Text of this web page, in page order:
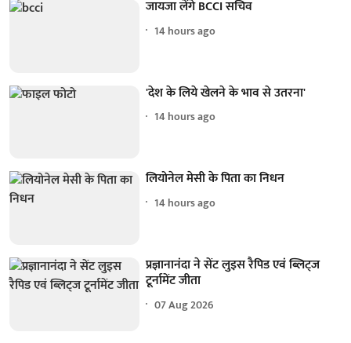
जायजा लेंगे BCCI सचिव
14 hours ago
'देश के लिये खेलने के भाव से उतरना'
14 hours ago
लियोनेल मेसी के पिता का निधन
14 hours ago
प्रज्ञानानंदा ने सेंट लुइस रैपिड एवं ब्लिट्ज
टूर्नामेंट जीता
07 Aug 2026